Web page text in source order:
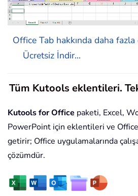
Office Tab hakkında daha fazla
Ücretsiz İndir...
Tüm Kutools eklentileri.
Kutools for Office paketi, Excel,
PowerPoint için eklentileri ve
getirir; Office uygulamalarında
çözümdür.